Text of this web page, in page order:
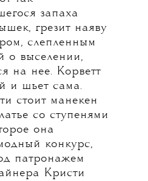
запаха
грезит наяву
слепленным
о выселении,
на нее. Корветт
и шьет сама.
стоит манекен
со ступенями
она
конкурс,
патронажем
Кристи